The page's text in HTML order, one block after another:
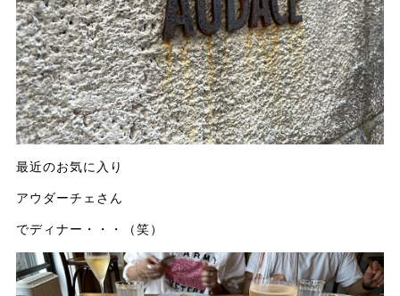
最近のお気に入り
アウダーチェさん
でディナー・・・（笑）